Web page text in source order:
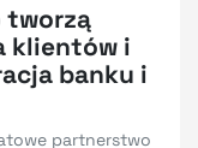
tworzą
klientów i
banku i
partnerstwo